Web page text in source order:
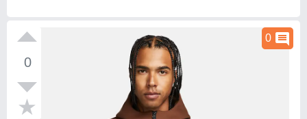
0
0 comment